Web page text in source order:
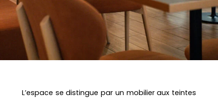
L’espace se distingue par un mobilier aux teintes